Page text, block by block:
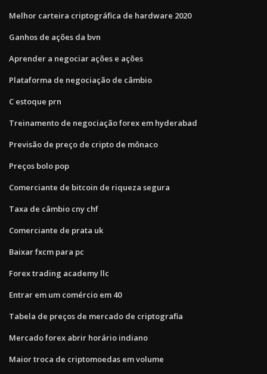
Melhor carteira criptográfica de hardware 2020
Ganhos de ações da bvn
Aprender a negociar ações e ações
Plataforma de negociação de câmbio
C estoque prn
Treinamento de negociação forex em hyderabad
Previsão de preço de cripto de mônaco
Preços bolo pop
Comerciante de bitcoin de riqueza segura
Taxa de câmbio cny chf
Comerciante de prata uk
Baixar fxcm para pc
Forex trading academy llc
Entrar em um comércio em 40
Tabela de preços de mercado de criptografia
Mercado forex abrir horário indiano
Maior troca de criptomoedas em volume